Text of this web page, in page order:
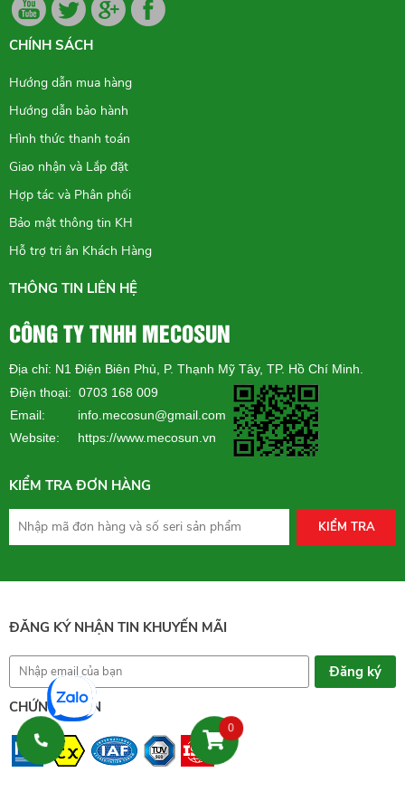
CHÍNH SÁCH
Hướng dẫn mua hàng
Hướng dẫn bảo hành
Hình thức thanh toán
Giao nhận và Lắp đặt
Hợp tác và Phân phối
Bảo mật thông tin KH
Hỗ trợ tri ân Khách Hàng
THÔNG TIN LIÊN HỆ
CÔNG TY TNHH MECOSUN
Địa chỉ: N1 Điện Biên Phủ, P. Thạnh Mỹ Tây, TP. Hồ Chí Minh.
Điện thoại: 0703 168 009
Email: info.mecosun@gmail.com
Website: https://www.mecosun.vn
KIỂM TRA ĐƠN HÀNG
KIỂM TRA
ĐĂNG KÝ NHẬN TIN KHUYẾN MÃI
CHỨNG NHẬN
0